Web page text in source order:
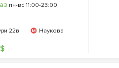
пн-вс 11:00-23:00
22в
Наукова
$